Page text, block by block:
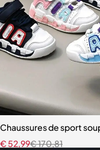
Chaussures de sport
€170,81
€ 52,99